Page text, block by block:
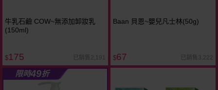
牛乳石鹼 COW~無添加卸妝乳
(150ml)
$175 已銷售2,191
Baan 貝恩~嬰兒凡士林(50g)
$67 已銷售3,222
限時49折